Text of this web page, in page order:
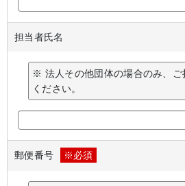
担当者氏名
※ 法人その他団体の場合のみ、ご
ください。
郵便番号 ※必須